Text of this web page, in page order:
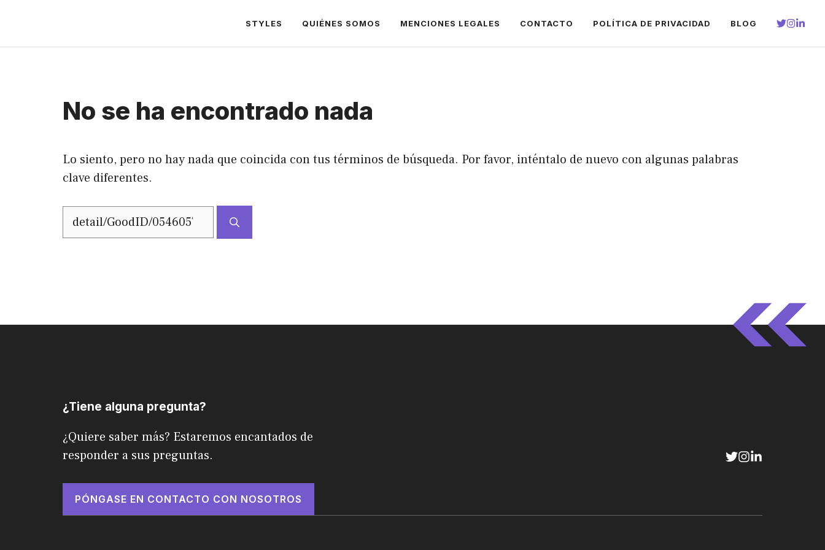
contenido
STYLES QUIÉNES SOMOS MENCIONES LEGALES CONTACTO POLÍTICA DE PRIVACIDAD BLOG
No se ha encontrado nada
Lo siento, pero no hay nada que coincida con tus términos de búsqueda. Por favor, inténtalo de nuevo con algunas palabras
clave diferentes.
Buscar:
¿Tiene alguna pregunta?
¿Quiere saber más? Estaremos encantados de
responder a sus preguntas.
PÓNGASE EN CONTACTO CON NOSOTROS